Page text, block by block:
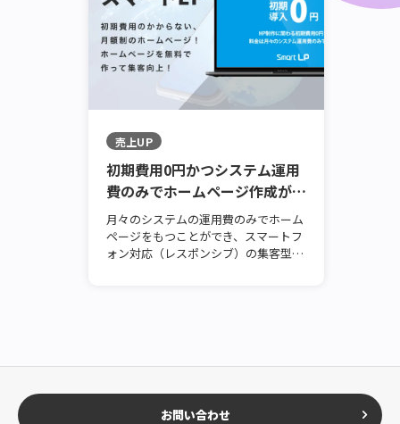
売上UP
初期費用0円かつシステム運用
費のみでホームページ作成が可
能！
月々のシステムの運用費のみでホーム
ページをもつことができ、スマートフ
ォン対応（レスポンシブ）の集客型ホ
お問い合わせ